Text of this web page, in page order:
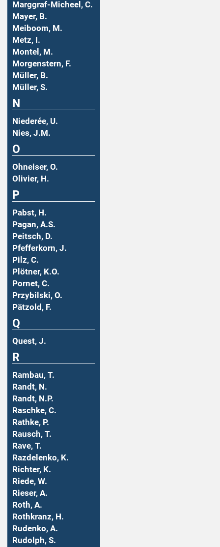
Marggraf-Micheel, C.
Mayer, B.
Meiboom, M.
Metz, I.
Montel, M.
Morgenstern, F.
Müller, B.
Müller, S.
N
Niederée, U.
Nies, J.M.
O
Ohneiser, O.
Olivier, H.
P
Pabst, H.
Pagan, A.S.
Peitsch, D.
Pfefferkorn, J.
Pilz, C.
Plötner, K.O.
Pornet, C.
Przybilski, O.
Pätzold, F.
Q
Quest, J.
R
Rambau, T.
Randt, N.
Randt, N.P.
Raschke, C.
Rathke, P.
Rausch, T.
Rave, T.
Razdelenko, K.
Richter, K.
Riede, W.
Rieser, A.
Roth, A.
Rothkranz, H.
Rudenko, A.
Rudolph, S.